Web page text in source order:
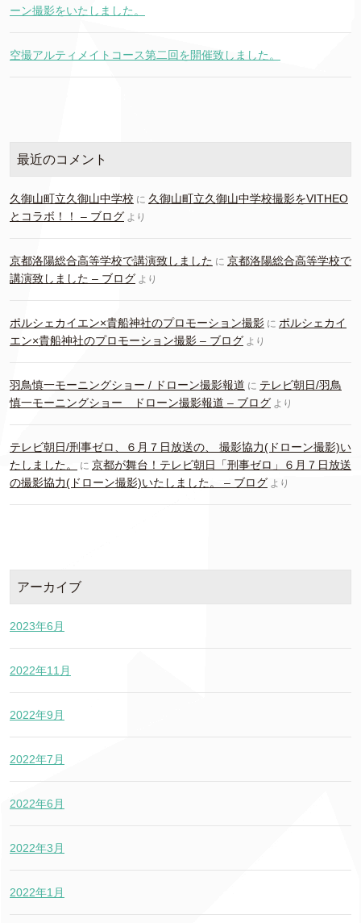
ーン撮影をいたしました。
空撮アルティメイトコース第二回を開催致しました。
最近のコメント
久御山町立久御山中学校 に 久御山町立久御山中学校撮影をVITHEO
とコラボ！！ – ブログ より
京都洛陽総合高等学校で講演致しました に 京都洛陽総合高等学校で
講演致しました – ブログ より
ポルシェカイエン×貴船神社のプロモーション撮影 に ポルシェカイ
エン×貴船神社のプロモーション撮影 – ブログ より
羽鳥慎一モーニングショー / ドローン撮影報道 に テレビ朝日/羽鳥
慎一モーニングショー ドローン撮影報道 – ブログ より
テレビ朝日/刑事ゼロ、６月７日放送の、 撮影協力(ドローン撮影)い
たしました。
に 京都が舞台！テレビ朝日「刑事ゼロ」６月７日放送
の撮影協力(ドローン撮影)いたしました。 – ブログ より
アーカイブ
2023年6月
2022年11月
2022年9月
2022年7月
2022年6月
2022年3月
2022年1月